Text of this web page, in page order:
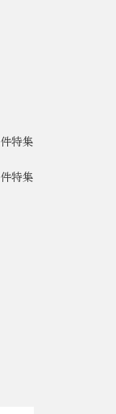
特集
特集